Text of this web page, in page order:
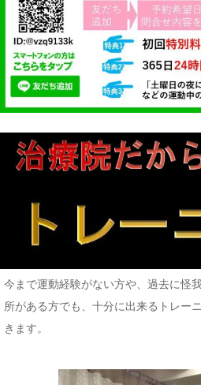
今まで運動経験がない方や、過去に怪
所がある方でも、十分に出来るトレー
きます。